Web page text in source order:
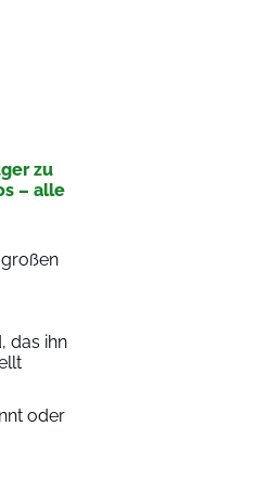
zu
– alle
das ihn
oder